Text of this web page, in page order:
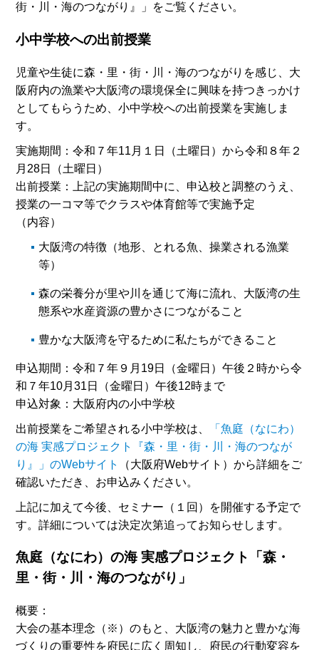
街・川・海のつながり』」をご覧ください。
小中学校への出前授業
児童や生徒に森・里・街・川・海のつながりを感じ、大
阪府内の漁業や大阪湾の環境保全に興味を持つきっかけ
としてもらうため、小中学校への出前授業を実施しま
す。
実施期間：令和７年11月１日（土曜日）から令和８年２
月28日（土曜日）
出前授業：上記の実施期間中に、申込校と調整のうえ、
授業の一コマ等でクラスや体育館等で実施予定
（内容）
大阪湾の特徴（地形、とれる魚、操業される漁業
等）
森の栄養分が里や川を通じて海に流れ、大阪湾の生
態系や水産資源の豊かさにつながること
豊かな大阪湾を守るために私たちができること
申込期間：令和７年９月19日（金曜日）午後２時から令
和７年10月31日（金曜日）午後12時まで
申込対象：大阪府内の小中学校
出前授業をご希望される小中学校は、
「魚庭（なにわ）
の海 実感プロジェクト『森・里・街・川・海のつなが
り』」のWebサイト
（大阪府Webサイト）から詳細をご
確認いただき、お申込みください。
上記に加えて今後、セミナー（１回）を開催する予定で
す。詳細については決定次第追ってお知らせします。
魚庭（なにわ）の海 実感プロジェクト「森・
里・街・川・海のつながり」
概要：
大会の基本理念（※）のもと、大阪湾の魅力と豊かな海
づくりの重要性を府民に広く周知し、府民の行動変容を